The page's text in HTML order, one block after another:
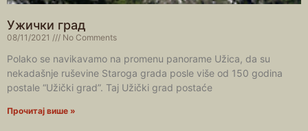
Ужички град
08/11/2021 No Comments
Polako se navikavamo na promenu panorame Užica, da su
nekadašnje ruševine Staroga grada posle više od 150 godina
postale “Užički grad”. Taj Užički grad postaće
Прочитај више »